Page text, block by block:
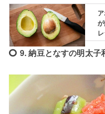
9. 納豆となすの明太子